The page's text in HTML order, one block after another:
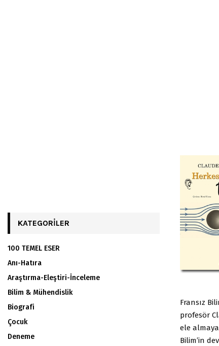
Fransız
profesör
ele
Bilim’in
KATEGORILER
100 TEMEL ESER
Anı-Hatıra
Araştırma-Eleştiri-İnceleme
Bilim & Mühendislik
Biografi
Çocuk
Deneme